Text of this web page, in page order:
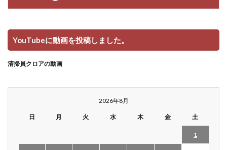
YouTubeに動画を投稿しました。
清掃員クロアの動画
2026年8月
日 月 火 水 木 金 土
1